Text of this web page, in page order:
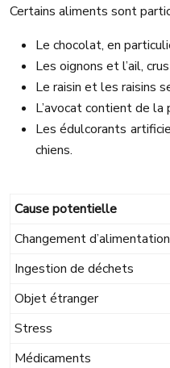
Certains aliments sont
Le chocolat, en
Les oignons et l’ail,
Le raisin et les raisins
L’avocat contient de
Les édulcorants
chiens.
Cause potentielle
Changement d’alimentation
Ingestion de déchets
Objet étranger
Stress
Médicaments